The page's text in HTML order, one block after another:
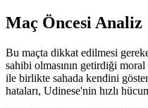
Maç Öncesi Analiz
Bu maçta dikkat edilmesi
sahibi olmasının getirdiği
ile birlikte sahada kendini
hataları, Udinese'nin hızlı